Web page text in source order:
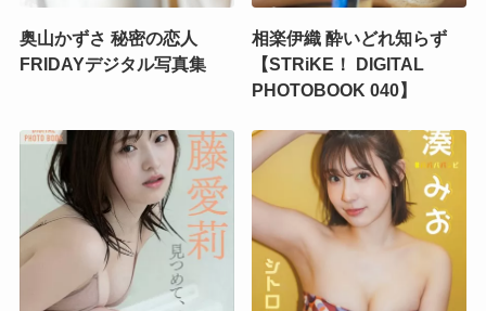
奥山かずさ 秘密の恋人
FRIDAYデジタル写真集
相楽伊織 酔いどれ知らず
【STRiKE！ DIGITAL
PHOTOBOOK 040】